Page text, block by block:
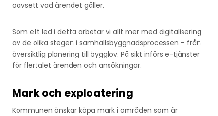
oavsett vad ärendet gäller.
Som ett led i detta arbetar vi allt mer med digitalisering
av de olika stegen i samhällsbyggnadsprocessen – från
översiktlig planering till bygglov. På sikt införs e-tjänster
för flertalet ärenden och ansökningar.
Mark och exploatering
Kommunen önskar köpa mark i områden som är